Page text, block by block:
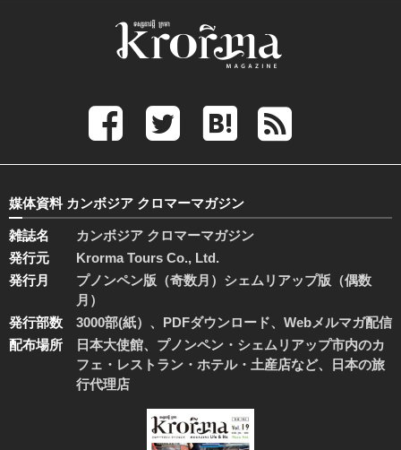
媒体資料 カンボジア クロマーマガジン
雑誌名
カンボジア クロマーマガジン
発行元
Krorma Tours Co., Ltd.
発行月
プノンペン版（奇数月）シェムリアップ版（偶数
月）
発行部数
3000部(紙）、PDFダウンロード、Webメルマガ配信
配布場所
日本大使館、プノンペン・シェムリアップ市内のカ
フェ・レストラン・ホテル・土産店など、日本の旅
行代理店